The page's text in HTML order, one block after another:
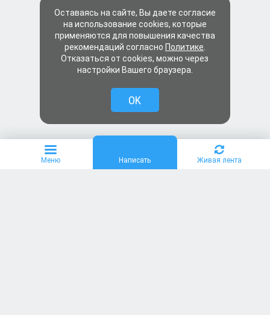
Меню Написать Живая лента
Оставаясь на сайте, Вы даете согласие
на использование cookies, которые
применяются для повышения качества
рекомендаций согласно Политике
Отказаться от cookies, можно через
настройки Вашего браузера.
OK